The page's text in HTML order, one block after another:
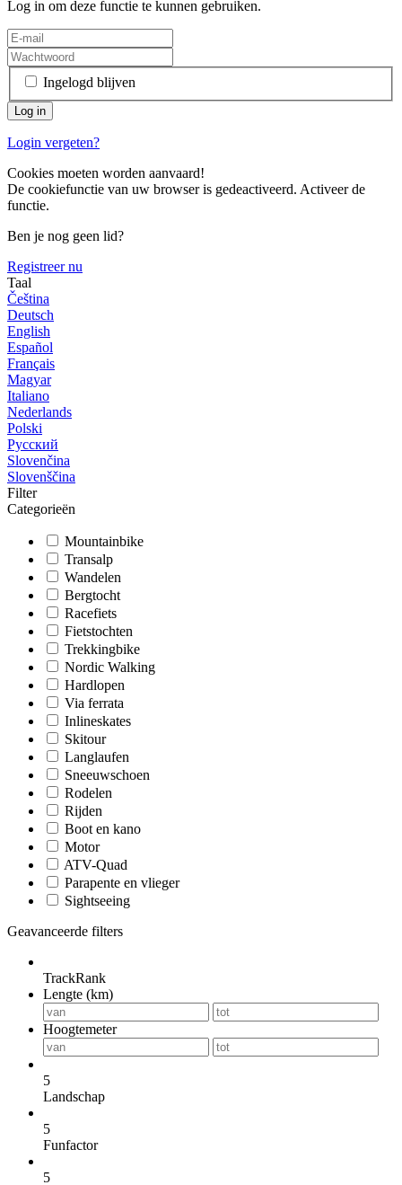
Log in om deze functie te kunnen gebruiken.
Ingelogd blijven
Login vergeten?
Cookies moeten worden aanvaard!
De cookiefunctie van uw browser is gedeactiveerd. Activeer de
functie.
Ben je nog geen lid?
Registreer nu
Taal
Čeština
Deutsch
English
Español
Français
Magyar
Italiano
Nederlands
Polski
Русский
Slovenčina
Slovenščina
Filter
Categorieën
Mountainbike
Transalp
Wandelen
Bergtocht
Racefiets
Fietstochten
Trekkingbike
Nordic Walking
Hardlopen
Via ferrata
Inlineskates
Skitour
Langlaufen
Sneeuwschoen
Rodelen
Rijden
Boot en kano
Motor
ATV-Quad
Parapente en vlieger
Sightseeing
Geavanceerde filters
TrackRank
Lengte (km)
Hoogtemeter
5
Landschap
5
Funfactor
5